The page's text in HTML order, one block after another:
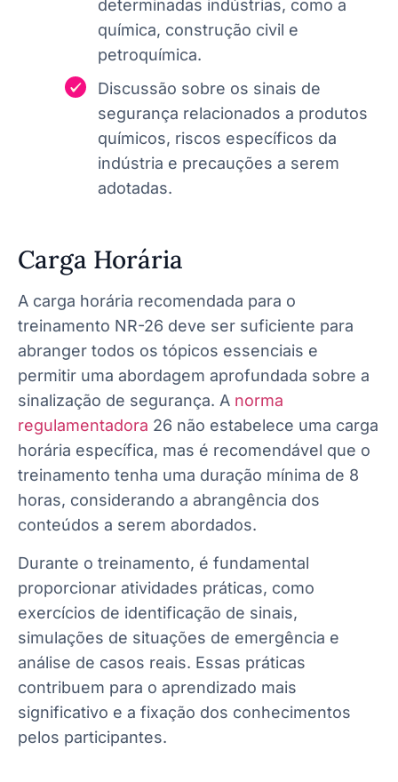
determinadas indústrias, como a
química, construção civil e
petroquímica.
Discussão sobre os sinais de
segurança relacionados a produtos
químicos, riscos específicos da
indústria e precauções a serem
adotadas.
Carga Horária
A carga horária recomendada para o
treinamento NR-26 deve ser suficiente para
abranger todos os tópicos essenciais e
permitir uma abordagem aprofundada sobre a
sinalização de segurança. A norma
regulamentadora 26 não estabelece uma carga
horária específica, mas é recomendável que o
treinamento tenha uma duração mínima de 8
horas, considerando a abrangência dos
conteúdos a serem abordados.
Durante o treinamento, é fundamental
proporcionar atividades práticas, como
exercícios de identificação de sinais,
simulações de situações de emergência e
análise de casos reais. Essas práticas
contribuem para o aprendizado mais
significativo e a fixação dos conhecimentos
pelos participantes.